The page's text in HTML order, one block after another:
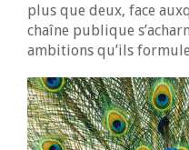
plus que deux, face
chaîne publique
ambitions qu’ils